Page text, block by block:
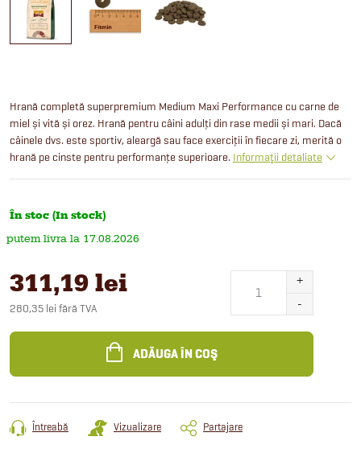
Hrană completă superpremium Medium Maxi Performance cu carne de
miel și vită și orez. Hrană pentru câini adulți din rase medii și mari. Dacă
câinele dvs. este sportiv, aleargă sau face exerciții în fiecare zi, merită o
hrană pe cinste pentru performanțe superioare. Informaţii detaliate
În stoc (In stock)
17.08.2026
311,19 lei
280,35 lei fără TVA
preţ:
ADĂUGA ÎN COŞ
Întreabă Vizualizare Partajare